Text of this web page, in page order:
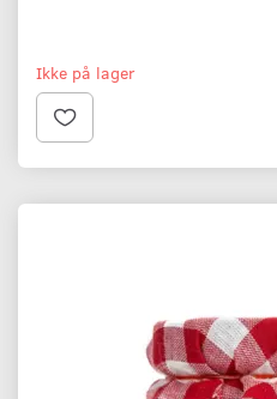
Ikke på lager